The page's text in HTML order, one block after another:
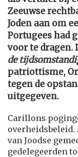
Zeeuwse
Joden aan om
Portugees had
voor te dragen.
de
patriottisme,
tegen de
uitgegeven.
Carillons
overheidsbeleid.
van Joodse
gedelegeerden